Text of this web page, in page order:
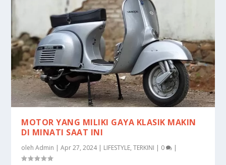
MOTOR YANG MILIKI GAYA KLASIK MAKIN
DI MINATI SAAT INI
olehAdmin |Apr 27, 2024| LIFESTYLE,TERKINI | 0 |